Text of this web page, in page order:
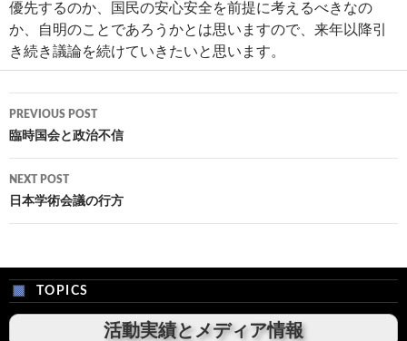
優先するのか、国民の安心安全を前提に考えるべきなの
か、自明のことであろうかとは思いますので、来年以降引
き続き議論を続けていきたいと思います。
Post
navigation
PREVIOUS POST
臨時国会と政治不信
NEXT POST
日本学術会議の行方
TOPICS
活動実績とメディア情報